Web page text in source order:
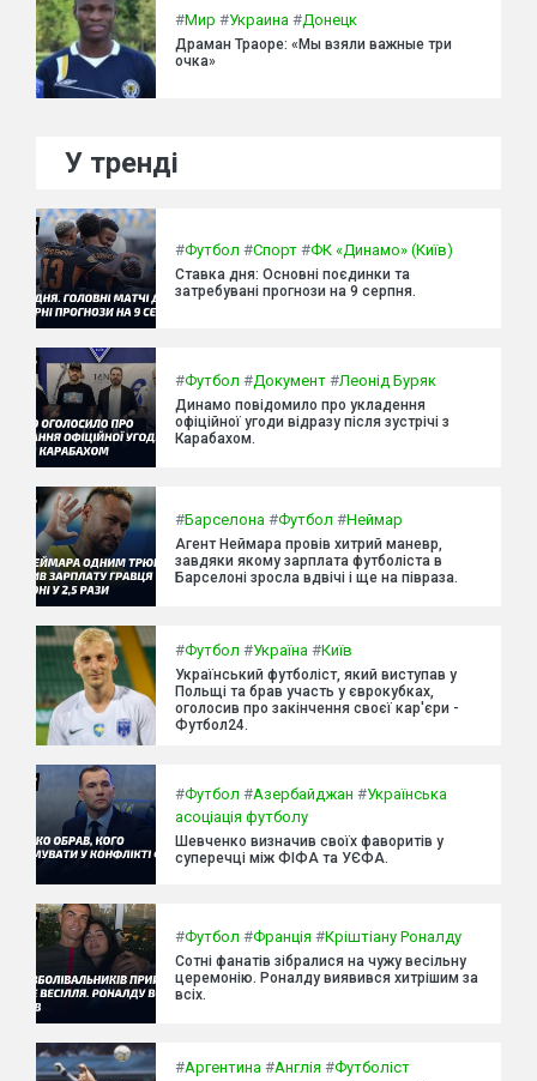
#Мир #Украина #Донецк
Драман Траоре: «Мы взяли важные три
очка»
У тренді
#Футбол #Спорт #ФК «Динамо» (Київ)
Ставка дня: Основні поєдинки та
затребувані прогнози на 9 серпня.
#Футбол #Документ #Леонід Буряк
Динамо повідомило про укладення
офіційної угоди відразу після зустрічі з
Карабахом.
#Барселона #Футбол #Неймар
Агент Неймара провів хитрий маневр,
завдяки якому зарплата футболіста в
Барселоні зросла вдвічі і ще на півраза.
#Футбол #Україна #Київ
Український футболіст, який виступав у
Польщі та брав участь у єврокубках,
оголосив про закінчення своєї кар'єри -
Футбол24.
#Футбол #Азербайджан #Українська
асоціація футболу
Шевченко визначив своїх фаворитів у
суперечці між ФІФА та УЄФА.
#Футбол #Франція #Кріштіану Роналду
Сотні фанатів зібралися на чужу весільну
церемонію. Роналду виявився хитрішим за
всіх.
#Аргентина #Англія #Футболіст